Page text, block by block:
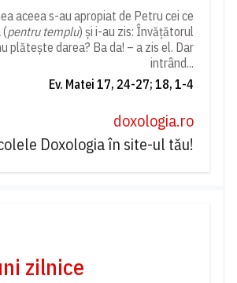
aceea s-au apropiat de Petru cei ce
(pentru templu) și i-au zis: Învățătorul
plătește darea? Ba da! – a zis el. Dar
intrând...
Ev. Matei 17, 24-27; 18, 1-4
doxologia.ro
Doxologia în site-ul tău!
zilnice